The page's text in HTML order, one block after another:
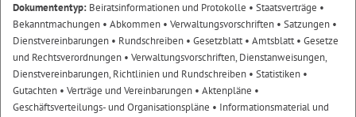
Dokumententyp: Beiratsinformationen und Protokolle • Staatsverträge •
Bekanntmachungen • Abkommen • Verwaltungsvorschriften • Satzungen •
Dienstvereinbarungen • Rundschreiben • Gesetzblatt• Amtsblatt• Gesetze
und Rechtsverordnungen • Verwaltungsvorschriften, Dienstanweisungen,
Dienstvereinbarungen, Richtlinien und Rundschreiben • Statistiken •
Gutachten • Verträge und Vereinbarungen • Aktenpläne •
Geschäftsverteilungs- und Organisationspläne • Informationsmaterial und